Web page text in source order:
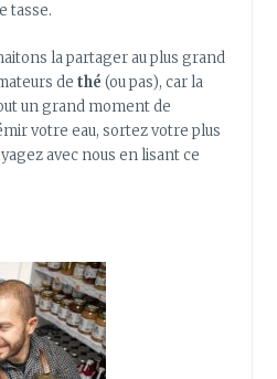
tasse.
la partager au plus grand
de thé (ou pas), car la
un grand moment de
votre eau, sortez votre plus
avec nous en lisant ce